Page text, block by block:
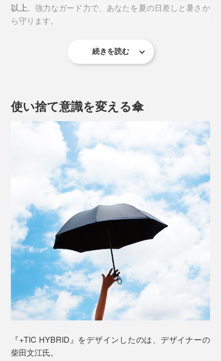
量。
ッグにスッと入れて持ち運びラクラク。ひじを伸ばした
まま手に持っても、傘先が地面につきません。
65cmの長傘と本品
折りたたみ式ではないので、いちいち傘の骨を折りたた
んで傘生地を整えて…という面倒がなく、クルッと回し
て太めの傘ベルトで留めるだけ。
けます。
以上。強力なガード力で、あなたを夏の日差しと暑さか
ら守ります。
傘内側はブラック無地
日傘としてだけでなく、雨傘としてもJUPA基準 （※）を
クリアしています。
※日本洋傘振興協議会(JUPA)が定める洋傘の品質基準。製品の操作性、耐久性、
耐漏水性度など31の項目について基準を定めている。
続きを読む
使い捨て意識を変える傘
『+TIC HYBRID』をデザインしたのは、デザイナーの
柴田文江氏。